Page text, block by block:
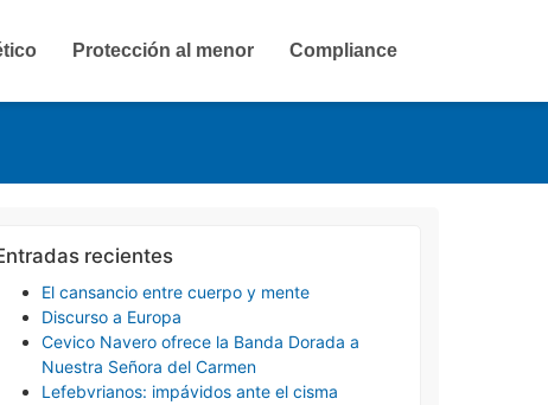
Protección al menor Compliance
recientes
El cansancio entre cuerpo y mente
Discurso a Europa
Cevico Navero ofrece la Banda Dorada a
Nuestra Señora del Carmen
Lefebvrianos: impávidos ante el cisma